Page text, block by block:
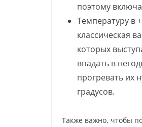
поэтому
Температуру в
классическая
которых
впадать в
прогревать их
градусов.
Также важно, чтобы